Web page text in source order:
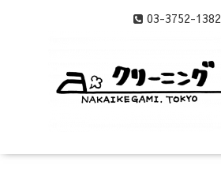
03-3752-1382